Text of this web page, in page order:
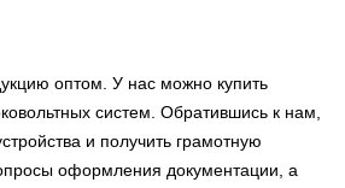
оптом. У нас можно купить
систем. Обратившись к нам,
и получить грамотную
оформления документации, а